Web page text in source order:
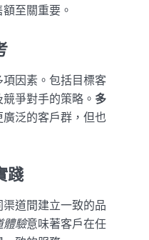
至關重要。
因素。包括目標客
爭對手的策略。 多
泛的客戶群，但也
踐
道間建立一致的品
體驗意味著客戶在任